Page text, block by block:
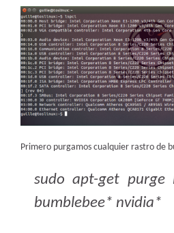
Primero purgamos cualquier rastro de
sudo apt-get purge
bumblebee* nvidia*